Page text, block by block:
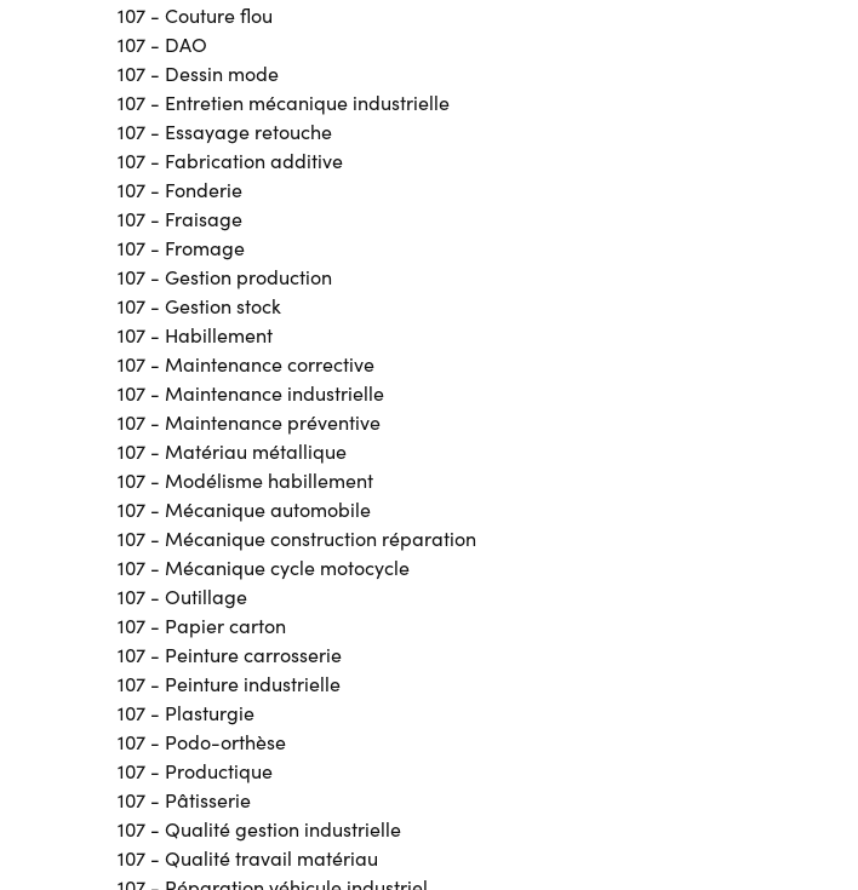
107 - Couture flou
107 - DAO
107 - Dessin mode
107 - Entretien mécanique industrielle
107 - Essayage retouche
107 - Fabrication additive
107 - Fonderie
107 - Fraisage
107 - Fromage
107 - Gestion production
107 - Gestion stock
107 - Habillement
107 - Maintenance corrective
107 - Maintenance industrielle
107 - Maintenance préventive
107 - Matériau métallique
107 - Modélisme habillement
107 - Mécanique automobile
107 - Mécanique construction réparation
107 - Mécanique cycle motocycle
107 - Outillage
107 - Papier carton
107 - Peinture carrosserie
107 - Peinture industrielle
107 - Plasturgie
107 - Podo-orthèse
107 - Productique
107 - Pâtisserie
107 - Qualité gestion industrielle
107 - Qualité travail matériau